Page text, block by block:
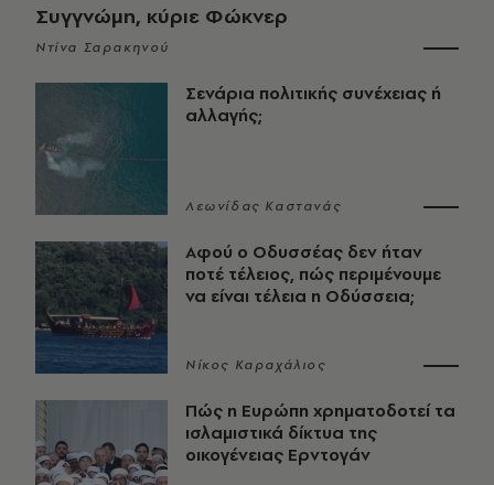
Συγγνώμη, κύριε Φώκνερ
Ντίνα Σαρακηνού
Σενάρια πολιτικής συνέχειας ή
αλλαγής;
Λεωνίδας Καστανάς
Αφού ο Οδυσσέας δεν ήταν
ποτέ τέλειος, πώς περιμένουμε
να είναι τέλεια η Οδύσσεια;
Νίκος Καραχάλιος
Πώς η Ευρώπη χρηματοδοτεί τα
ισλαμιστικά δίκτυα της
οικογένειας Ερντογάν